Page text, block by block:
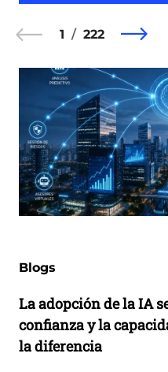
1 222
Blogs
La adopción de la IA
confianza y la
la diferencia